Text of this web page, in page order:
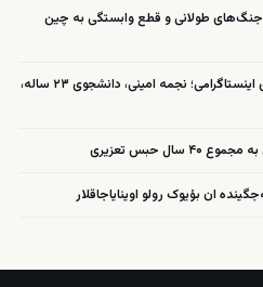
جنگ‌های طولانی و قطع وابستگی به چین
اتهام «محاربه» برای چند استوری اینستاگرامی؛ نجمه امینی، دانشجوی ۲۳ ساله،
حبس تعزیری
ان بؤیوک رولو اوینایاجاقلار